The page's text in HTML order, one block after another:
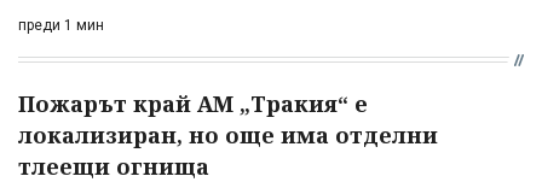
преди 1 мин
Пожарът край АМ „Тракия“ е
локализиран, но още има отделни
тлеещи огнища